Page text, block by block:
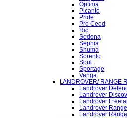
Optima
Picanto
Pride
Pro Ceed
Rio
Sedona
Sephia
Shuma
Sorento
Soul
Sportage
Venga
LANDROVER/ RANGE
Landrover
Landrover
Landrover
Landrover
Landrover